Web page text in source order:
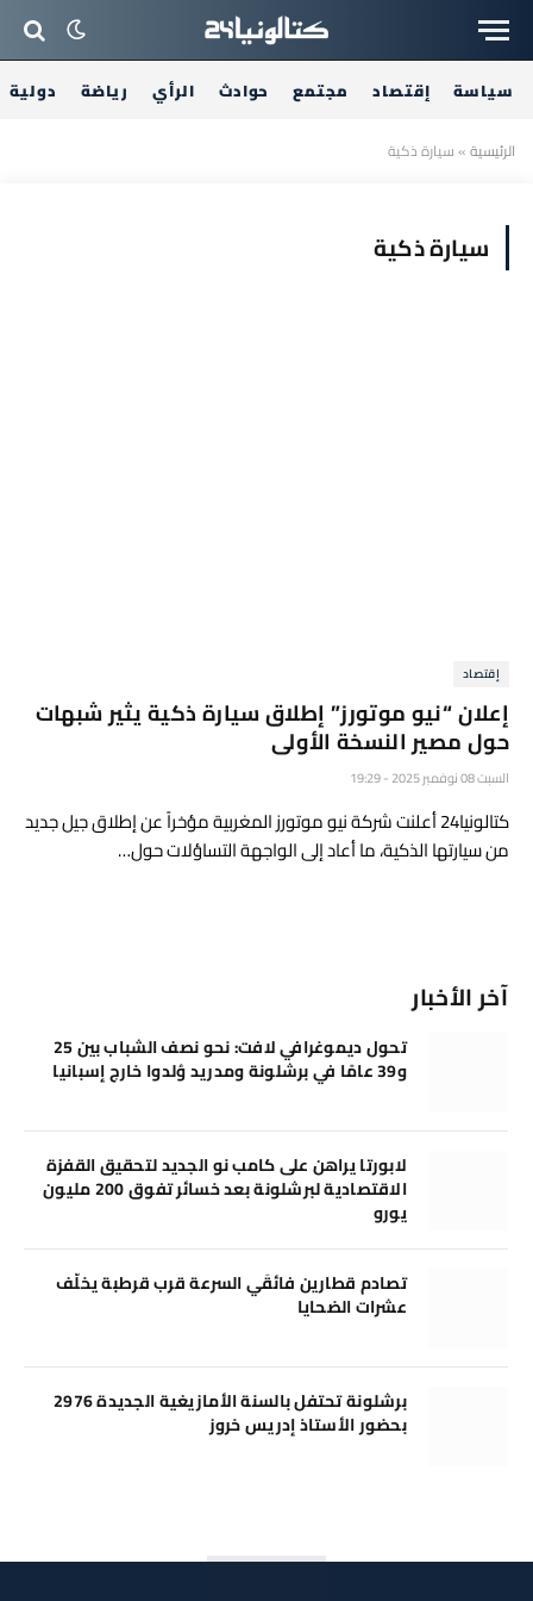
سياسة إقتصاد مجتمع حوادث الرأي رياضة دولية
الرئيسية»سيارة ذكية
سيارة ذكية
إقتصاد
إعلان “نيو موتورز” إطلاق سيارة ذكية يثير شبهات
حول مصير النسخة الأولى
السبت 08 نوفمبر 2025 - 19:29
كتالونيا24 أعلنت شركة نيو موتورز المغربية مؤخراً عن إطلاق جيل جديد
من سيارتها الذكية، ما أعاد إلى الواجهة التساؤلات حول…
آخر الأخبار
تحول ديموغرافي لافت: نحو نصف الشباب بين 25
و39 عامًا في برشلونة ومدريد وُلدوا خارج إسبانيا
لابورتا يراهن على كامب نو الجديد لتحقيق القفزة
الاقتصادية لبرشلونة بعد خسائر تفوق 200 مليون
يورو
تصادم قطارين فائقَي السرعة قرب قرطبة يخلّف
عشرات الضحايا
برشلونة تحتفل بالسنة الأمازيغية الجديدة 2976
بحضور الأستاذ إدريس خروز